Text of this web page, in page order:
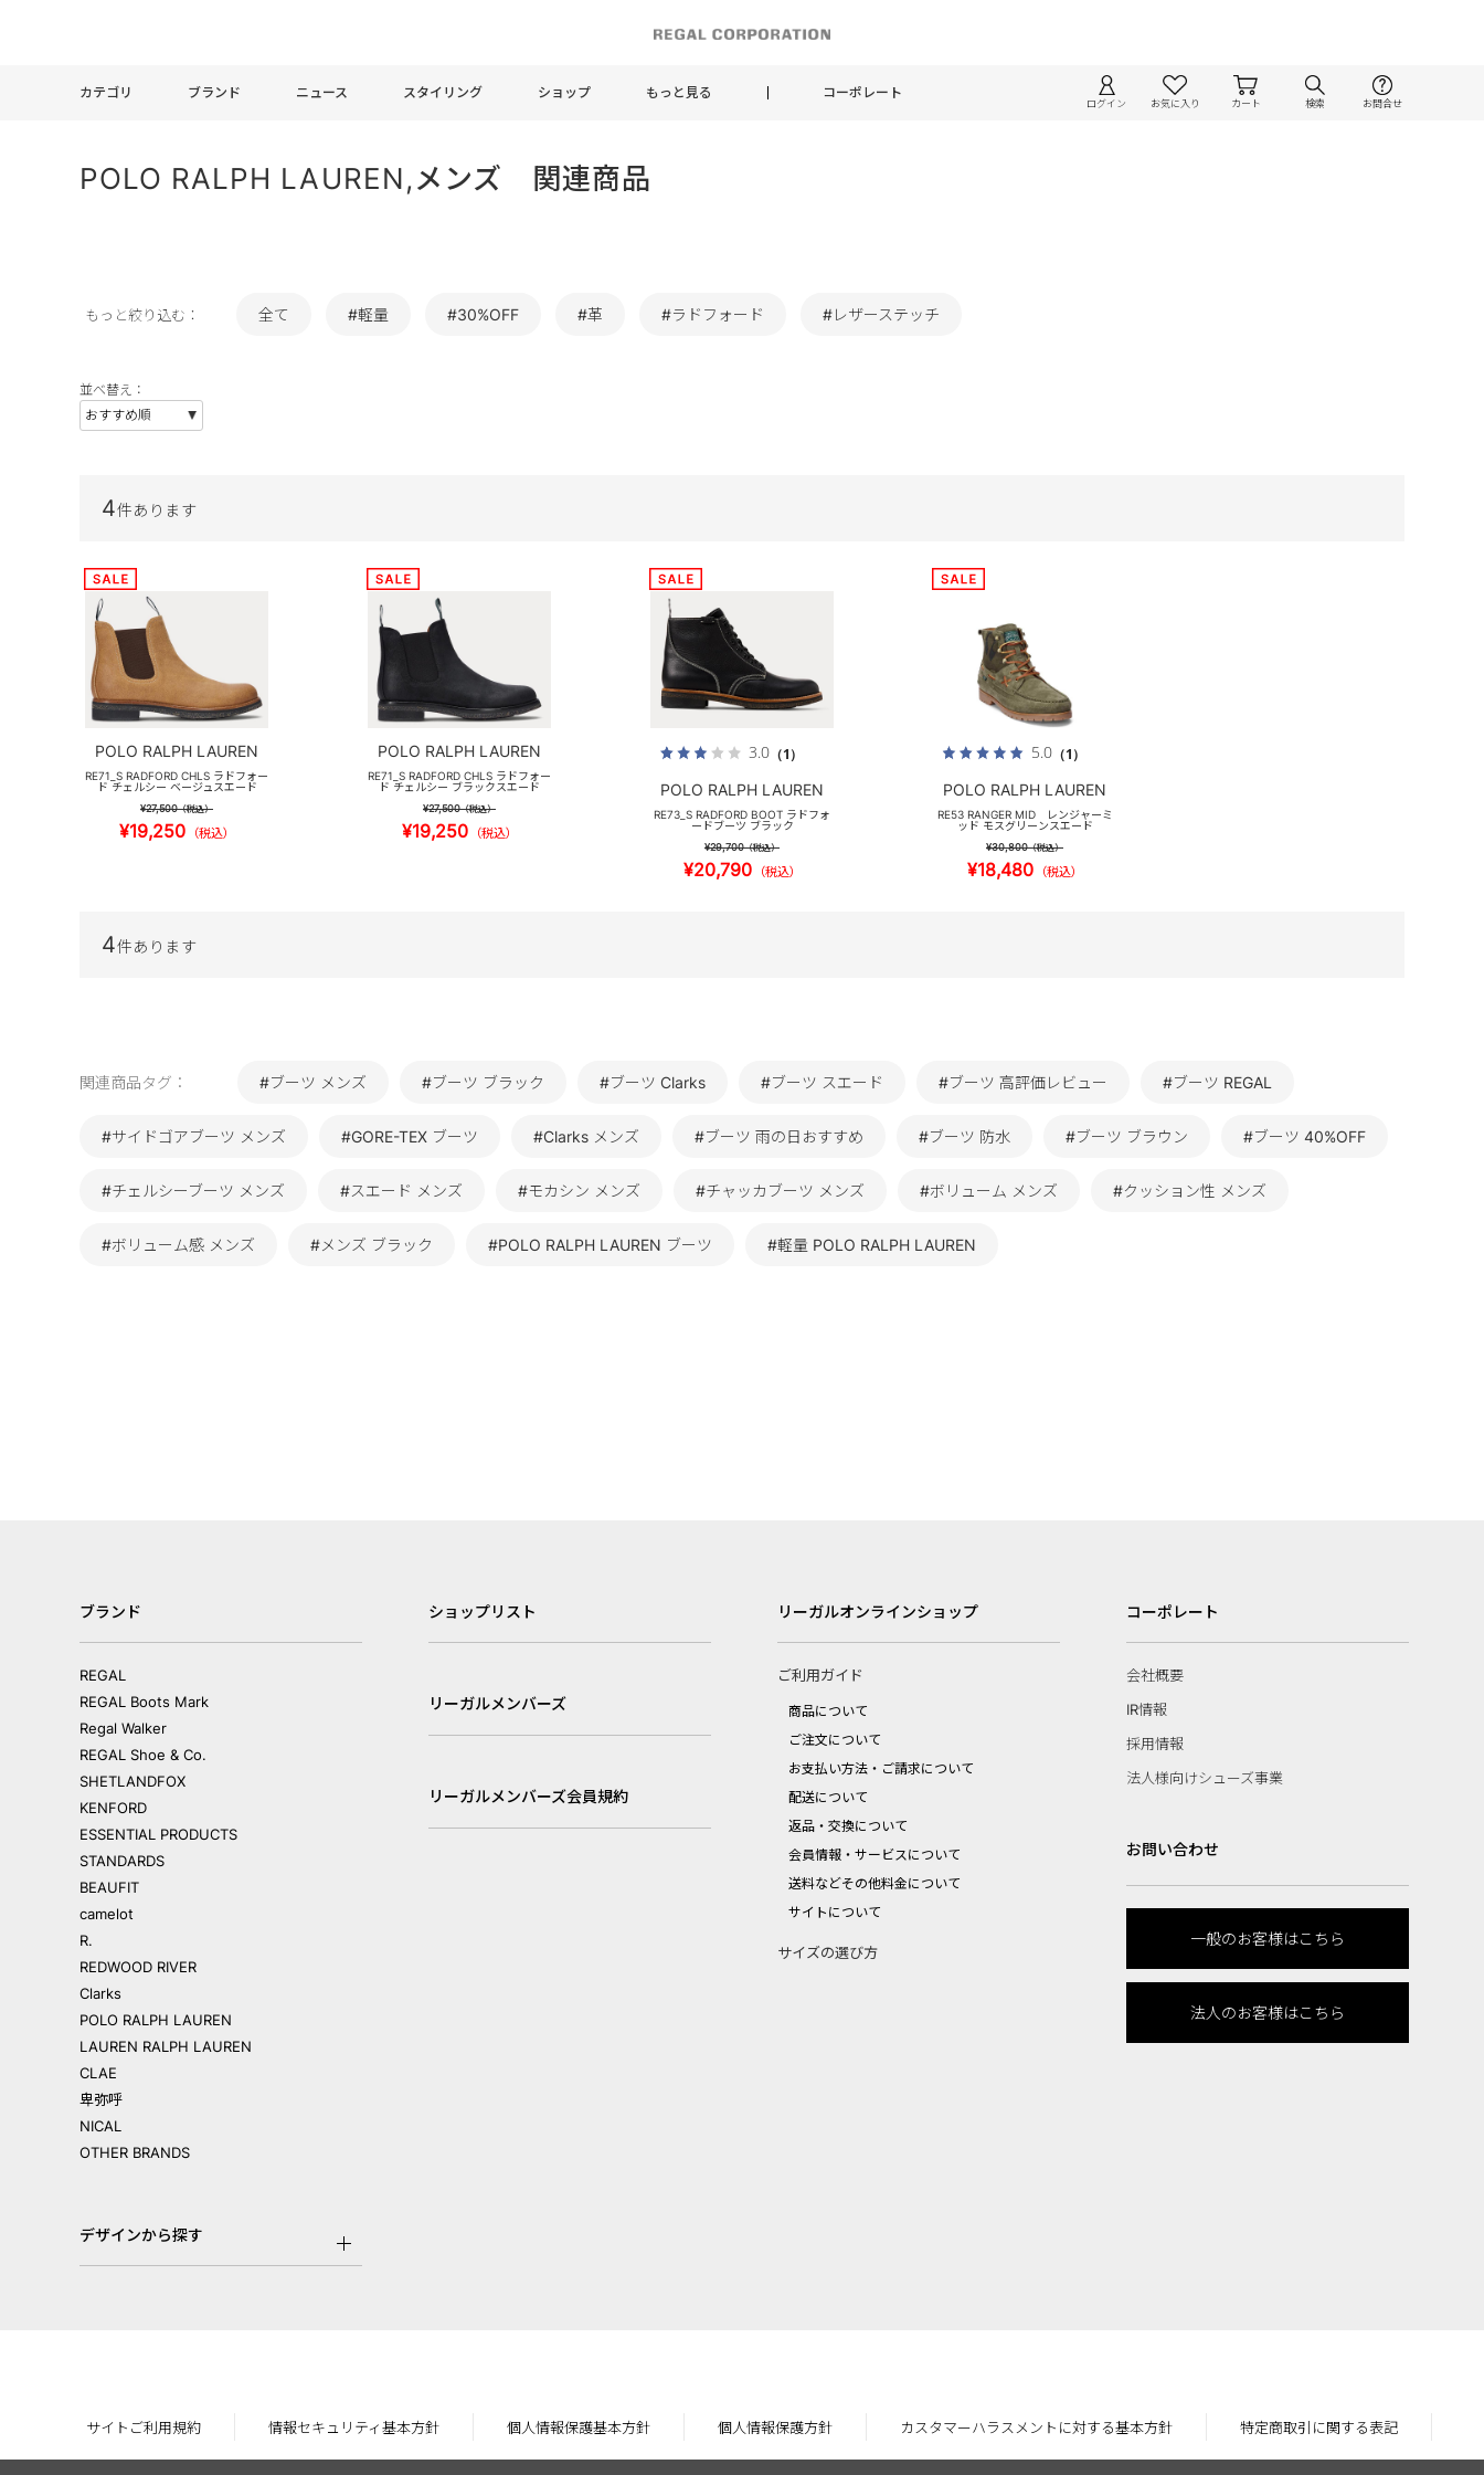
カテゴリ ブランド ニュース スタイリング ショップ もっと見る コーポレート
ログイン お気に入り カート 検索 お問合せ
POLO RALPH LAUREN,メンズ 関連商品
もっと絞り込む： 全て #軽量 #30%OFF #革 #ラドフォード #レザーステッチ
並べ替え：
4件あります
POLO RALPH LAUREN
RE71_S RADFORD CHLS ラドフォー
ド チェルシー ベージュスエード
¥27,500（税込）
¥19,250 （税込）
POLO RALPH LAUREN
RE71_S RADFORD CHLS ラドフォー
ド チェルシー ブラックスエード
¥27,500（税込）
¥19,250 （税込）
3.0（1）
POLO RALPH LAUREN
RE73_S RADFORD BOOT ラドフォ
ードブーツ ブラック
¥29,700（税込）
¥20,790 （税込）
5.0（1）
POLO RALPH LAUREN
RE53 RANGER MID レンジャーミ
ッド モスグリーンスエード
¥30,800（税込）
¥18,480 （税込）
4件あります
関連商品タグ： #ブーツ メンズ #ブーツ ブラック #ブーツ Clarks #ブーツ スエード #ブーツ 高評価レビュー #ブーツ REGAL
#サイドゴアブーツ メンズ #GORE-TEX ブーツ #Clarks メンズ #ブーツ 雨の日おすすめ #ブーツ 防水 #ブーツ ブラウン #ブーツ 40%OFF
#チェルシーブーツ メンズ #スエード メンズ #モカシン メンズ #チャッカブーツ メンズ #ボリューム メンズ #クッション性 メンズ
#ボリューム感 メンズ #メンズ ブラック #POLO RALPH LAUREN ブーツ #軽量 POLO RALPH LAUREN
ブランド
REGAL
REGAL Boots Mark
Regal Walker
REGAL Shoe & Co.
SHETLANDFOX
KENFORD
ESSENTIAL PRODUCTS
STANDARDS
BEAUFIT
camelot
R.
REDWOOD RIVER
Clarks
POLO RALPH LAUREN
LAUREN RALPH LAUREN
CLAE
卑弥呼
NICAL
OTHER BRANDS
デザインから探す
ショップリスト
リーガルメンバーズ
リーガルメンバーズ会員規約
リーガルオンラインショップ
ご利用ガイド
商品について
ご注文について
お支払い方法・ご請求について
配送について
返品・交換について
会員情報・サービスについて
送料などその他料金について
サイトについて
サイズの選び方
コーポレート
会社概要
IR情報
採用情報
法人様向けシューズ事業
お問い合わせ
一般のお客様はこちら
法人のお客様はこちら
サイトご利用規約 情報セキュリティ基本方針 個人情報保護基本方針 個人情報保護方針 カスタマーハラスメントに対する基本方針 特定商取引に関する表記